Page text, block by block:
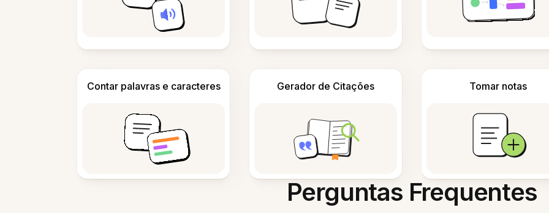
Contar palavras e caracteres Gerador de Citações Tomar notas
Perguntas Frequentes